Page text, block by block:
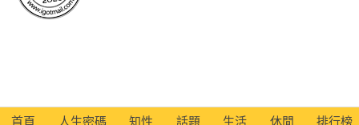
首頁 人生密碼 知性 話題 生活 休閒 排行榜